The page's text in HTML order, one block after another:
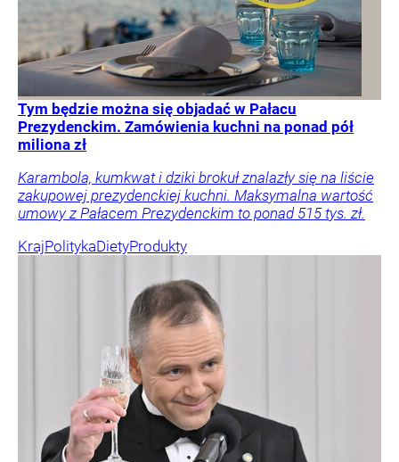
Tym będzie można się objadać w Pałacu
Prezydenckim. Zamówienia kuchni na ponad pół
miliona zł
Karambola, kumkwat i dziki brokuł znalazły się na liście
zakupowej prezydenckiej kuchni. Maksymalna wartość
umowy z Pałacem Prezydenckim to ponad 515 tys. zł.
KrajPolitykaDietyProdukty